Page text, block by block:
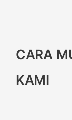
CARA
KAMI